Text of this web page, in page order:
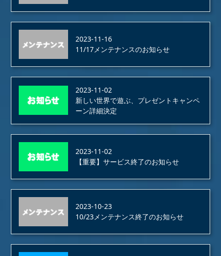
2023-11-16
11/17メンテナンスのお知らせ
2023-11-02
新しい世界で遊ぶ、プレゼントキャンペ
ーン詳細決定
2023-11-02
【重要】サービス終了のお知らせ
2023-10-23
10/23メンテナンス終了のお知らせ